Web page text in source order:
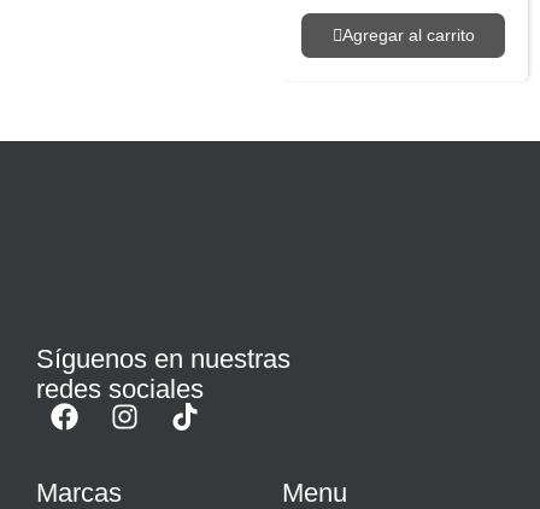
Agregar al carrito
Síguenos en nuestras
redes sociales
Marcas Menu